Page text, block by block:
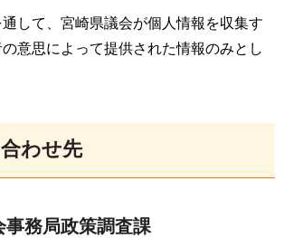
して、宮崎県議会が個人情報を収集す
意思によって提供された情報のみとし
わせ先
事務局政策調査課